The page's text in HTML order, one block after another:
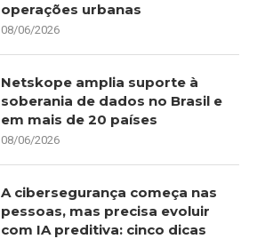
operações urbanas
08/06/2026
Netskope amplia suporte à
soberania de dados no Brasil e
em mais de 20 países
08/06/2026
A cibersegurança começa nas
pessoas, mas precisa evoluir
com IA preditiva: cinco dicas